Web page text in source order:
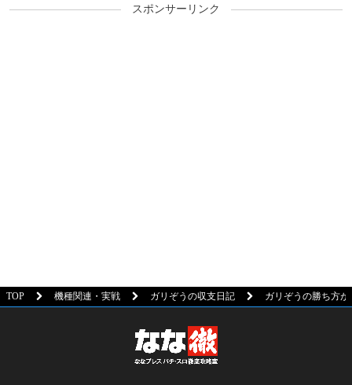
スポンサーリンク
TOP 機種関連・実戦 ガリぞうの収支日記 ガリぞうの勝ち方